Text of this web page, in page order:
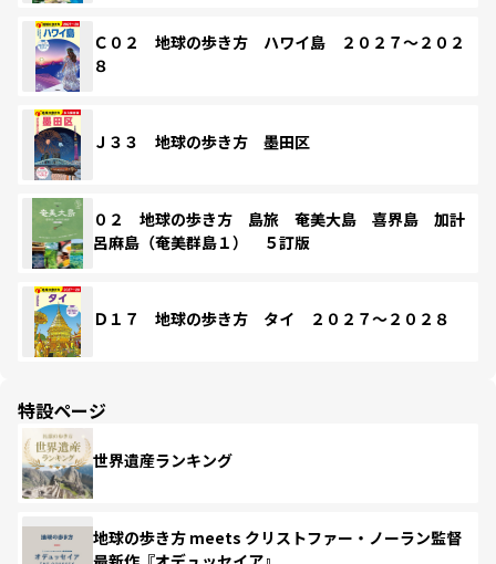
Ｃ０２ 地球の歩き方 ハワイ島 ２０２７～２０２
８
Ｊ３３ 地球の歩き方 墨田区
０２ 地球の歩き方 島旅 奄美大島 喜界島 加計
呂麻島（奄美群島１） ５訂版
Ｄ１７ 地球の歩き方 タイ ２０２７～２０２８
特設ページ
世界遺産ランキング
地球の歩き方 meets クリストファー・ノーラン監督